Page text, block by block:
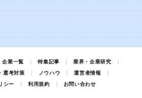
企業一覧 特集記事
業界・企業研究
選考対策 ノウハウ
運営者情報
シー
利用規約 お問い合わせ